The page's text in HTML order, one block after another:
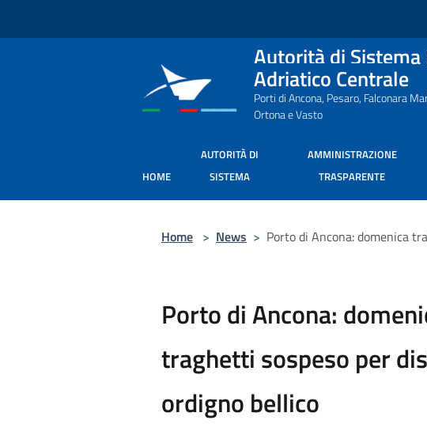
Autorità di
Adriatico Centrale
Porti di Ancona, Pesaro, Falconara
Ortona e Vasto
HOME
AUTORITÀ DI
SISTEMA
AMMINISTRAZIONE
TRASPARENTE
Home > News > Porto di Ancona: domenica
Porto di Ancona:
traghetti sospeso per
ordigno bellico